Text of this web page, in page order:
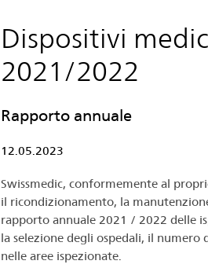
Dispositivi
2021/2022
Rapporto annuale
12.05.2023
Swissmedic, conformemente al
il ricondizionamento, la
rapporto annuale 2021 / 2022 delle
la selezione degli ospedali, il numero
nelle aree ispezionate.